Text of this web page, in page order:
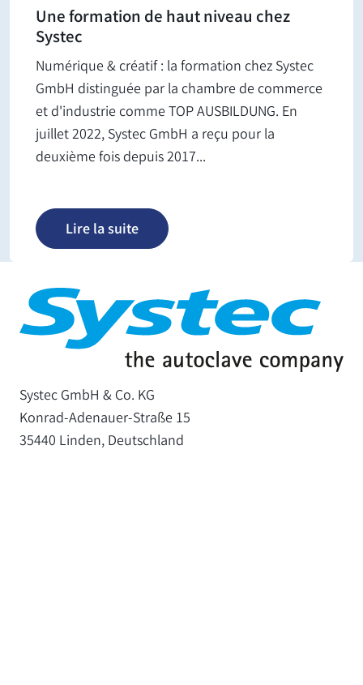
Une formation de haut niveau chez
Systec
Numérique & créatif : la formation chez Systec
GmbH distinguée par la chambre de commerce
et d'industrie comme TOP AUSBILDUNG. En
juillet 2022, Systec GmbH a reçu pour la
deuxième fois depuis 2017...
Lire la suite
Systec GmbH & Co. KG
Konrad-Adenauer-Straße 15
35440 Linden, Deutschland